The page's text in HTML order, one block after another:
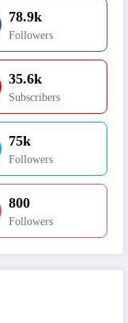
78.9k
Followers
35.6k
Subscribers
75k
Followers
800
Followers